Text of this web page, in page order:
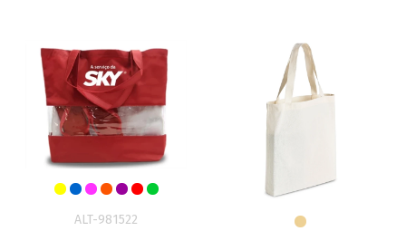
ALT-981522